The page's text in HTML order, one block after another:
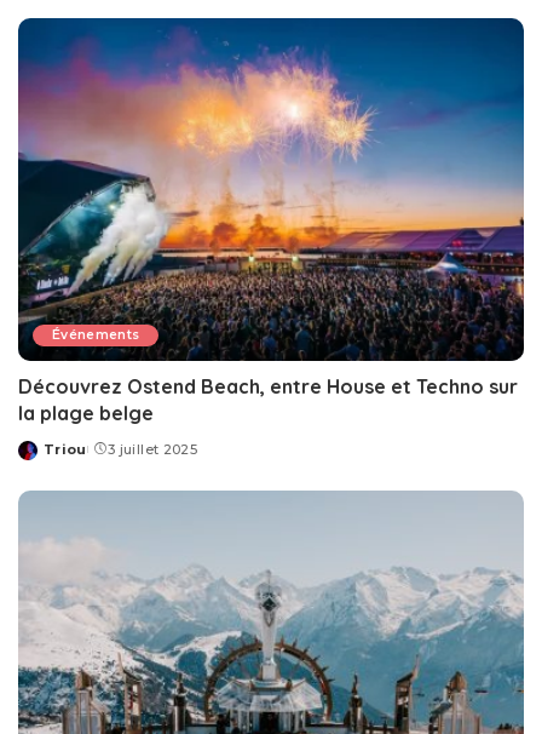
Événements
Découvrez Ostend Beach, entre House et Techno sur
la plage belge
Posted
Triou 3 juillet 2025